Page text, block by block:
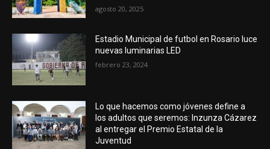
agosto 20, 2025
Estadio Municipal de futbol en Rosario luce
nuevas luminarias LED
febrero 23, 2024
Lo que hacemos como jóvenes define a
los adultos que seremos: Inzunza Cázarez
al entregar el Premio Estatal de la
Juventud